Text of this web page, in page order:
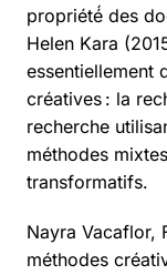
propriété́ des
Helen Kara
essentiellement
créatives : la
recherche
méthodes
transformatifs.
Nayra Vacaflor,
méthodes